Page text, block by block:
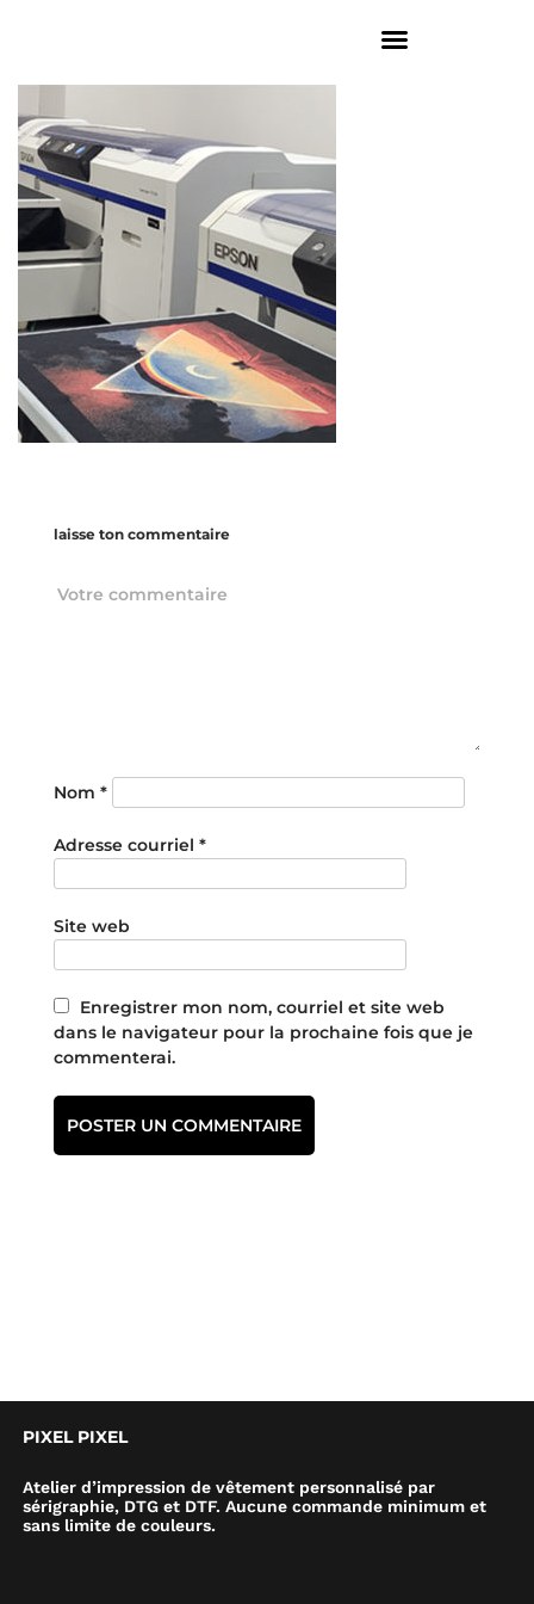
laisse ton commentaire
Nom *
Adresse courriel *
Site web
Enregistrer mon nom, courriel et site web
dans le navigateur pour la prochaine fois que je
commenterai.
PIXEL PIXEL
Atelier d’impression de vêtement personnalisé par
sérigraphie, DTG et DTF. Aucune commande minimum et
sans limite de couleurs.